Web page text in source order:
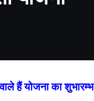
हैं योजना का शुभारम्भ